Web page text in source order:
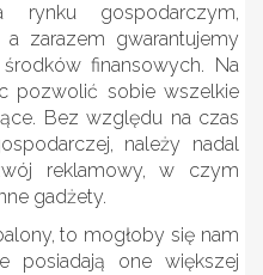
gospodarczym,
zarazem gwarantujemy
finansowych. Na
pozwolić sobie wszelkie
Bez względu na czas
należy nadal
reklamowy, w czym
gadżety.
to mogłoby się nam
posiadają one większej